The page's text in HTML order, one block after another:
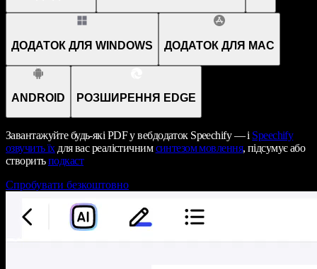
ДОДАТОК ДЛЯ WINDOWS ДОДАТОК ДЛЯ MAC
ANDROID РОЗШИРЕННЯ EDGE
Завантажуйте будь-які PDF у вебдодаток Speechify — і Speechify
озвучить їхдля вас реалістичнимсинтезом мовлення, підсумує або
створитьподкаст
Спробувати безкоштовно